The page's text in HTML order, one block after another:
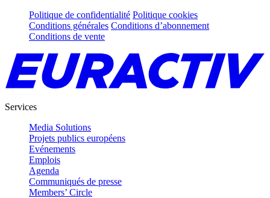
Politique de confidentialité Politique cookies
Conditions générales Conditions d’abonnement
Conditions de vente
Services
Media Solutions
Projets publics européens
Evénements
Emplois
Agenda
Communiqués de presse
Members’ Circle